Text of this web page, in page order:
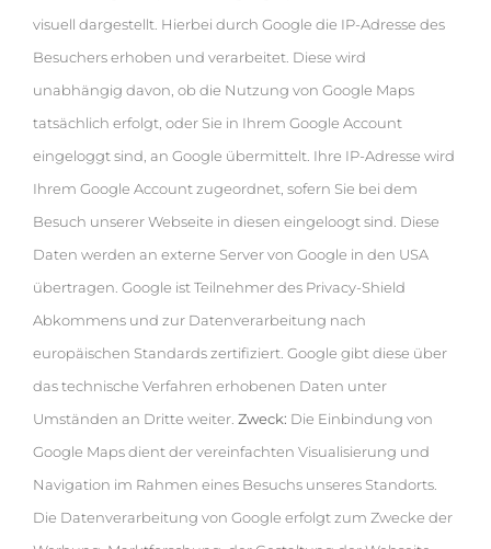
visuell dargestellt. Hierbei durch Google die IP-Adresse des
Besuchers erhoben und verarbeitet. Diese wird
unabhängig davon, ob die Nutzung von Google Maps
tatsächlich erfolgt, oder Sie in Ihrem Google Account
eingeloggt sind, an Google übermittelt. Ihre IP-Adresse wird
Ihrem Google Account zugeordnet, sofern Sie bei dem
Besuch unserer Webseite in diesen eingeloogt sind. Diese
Daten werden an externe Server von Google in den USA
übertragen. Google ist Teilnehmer des Privacy-Shield
Abkommens und zur Datenverarbeitung nach
europäischen Standards zertifiziert. Google gibt diese über
das technische Verfahren erhobenen Daten unter
Umständen an Dritte weiter. Zweck: Die Einbindung von
Google Maps dient der vereinfachten Visualisierung und
Navigation im Rahmen eines Besuchs unseres Standorts.
Die Datenverarbeitung von Google erfolgt zum Zwecke der